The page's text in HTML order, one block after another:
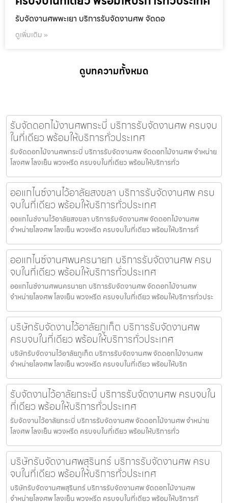
รับจัดงานศพพะเยา บริการรับจัดงานศพ จัดดอ
ดูเพิ่มเติม »
ดูบทความทั้งหมด
รับจัดดอกไม้งานศพกระบี่ บริการรับจัดงานศพ ครบจบ
ในที่เดียว พร้อมให้บริการทั่วประเทศ
รับจัดดอกไม้งานศพกระบี่ บริการรับจัดงานศพ จัดดอกไม้งานศพ จำหน่าย
โลงศพ โลงเย็น พวงหรีด ครบจบในที่เดียว พร้อมให้บริการทั่ว
ออแกไนซ์งานไว้อาลัยสงขลา บริการรับจัดงานศพ ครบ
จบในที่เดียว พร้อมให้บริการทั่วประเทศ
ออแกไนซ์งานไว้อาลัยสงขลา บริการรับจัดงานศพ จัดดอกไม้งานศพ
จำหน่ายโลงศพ โลงเย็น พวงหรีด ครบจบในที่เดียว พร้อมให้บริการทั่
ออแกไนซ์งานศพนครนายก บริการรับจัดงานศพ ครบ
จบในที่เดียว พร้อมให้บริการทั่วประเทศ
ออแกไนซ์งานศพนครนายก บริการรับจัดงานศพ จัดดอกไม้งานศพ
จำหน่ายโลงศพ โลงเย็น พวงหรีด ครบจบในที่เดียว พร้อมให้บริการทั่วประ
บริษัทรับจัดงานไว้อาลัยภูเก็ต บริการรับจัดงานศพ
ครบจบในที่เดียว พร้อมให้บริการทั่วประเทศ
บริษัทรับจัดงานไว้อาลัยภูเก็ต บริการรับจัดงานศพ จัดดอกไม้งานศพ
จำหน่ายโลงศพ โลงเย็น พวงหรีด ครบจบในที่เดียว พร้อมให้บริก
รับจัดงานไว้อาลัยกระบี่ บริการรับจัดงานศพ ครบจบใน
ที่เดียว พร้อมให้บริการทั่วประเทศ
รับจัดงานไว้อาลัยกระบี่ บริการรับจัดงานศพ จัดดอกไม้งานศพ จำหน่าย
โลงศพ โลงเย็น พวงหรีด ครบจบในที่เดียว พร้อมให้บริการทั่ว
บริษัทรับจัดงานศพสุรินทร์ บริการรับจัดงานศพ ครบ
จบในที่เดียว พร้อมให้บริการทั่วประเทศ
บริษัทรับจัดงานศพสุรินทร์ บริการรับจัดงานศพ จัดดอกไม้งานศพ
จำหน่ายโลงศพ โลงเย็น พวงหรีด ครบจบในที่เดียว พร้อมให้บริการทั